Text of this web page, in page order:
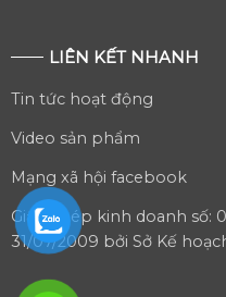
LIÊN KẾT NHANH
Tin tức hoạt động
Video sản phẩm
Mạng xã hội facebook
Giấy phép kinh doanh số:
31/07/2009 bởi Sở Kế